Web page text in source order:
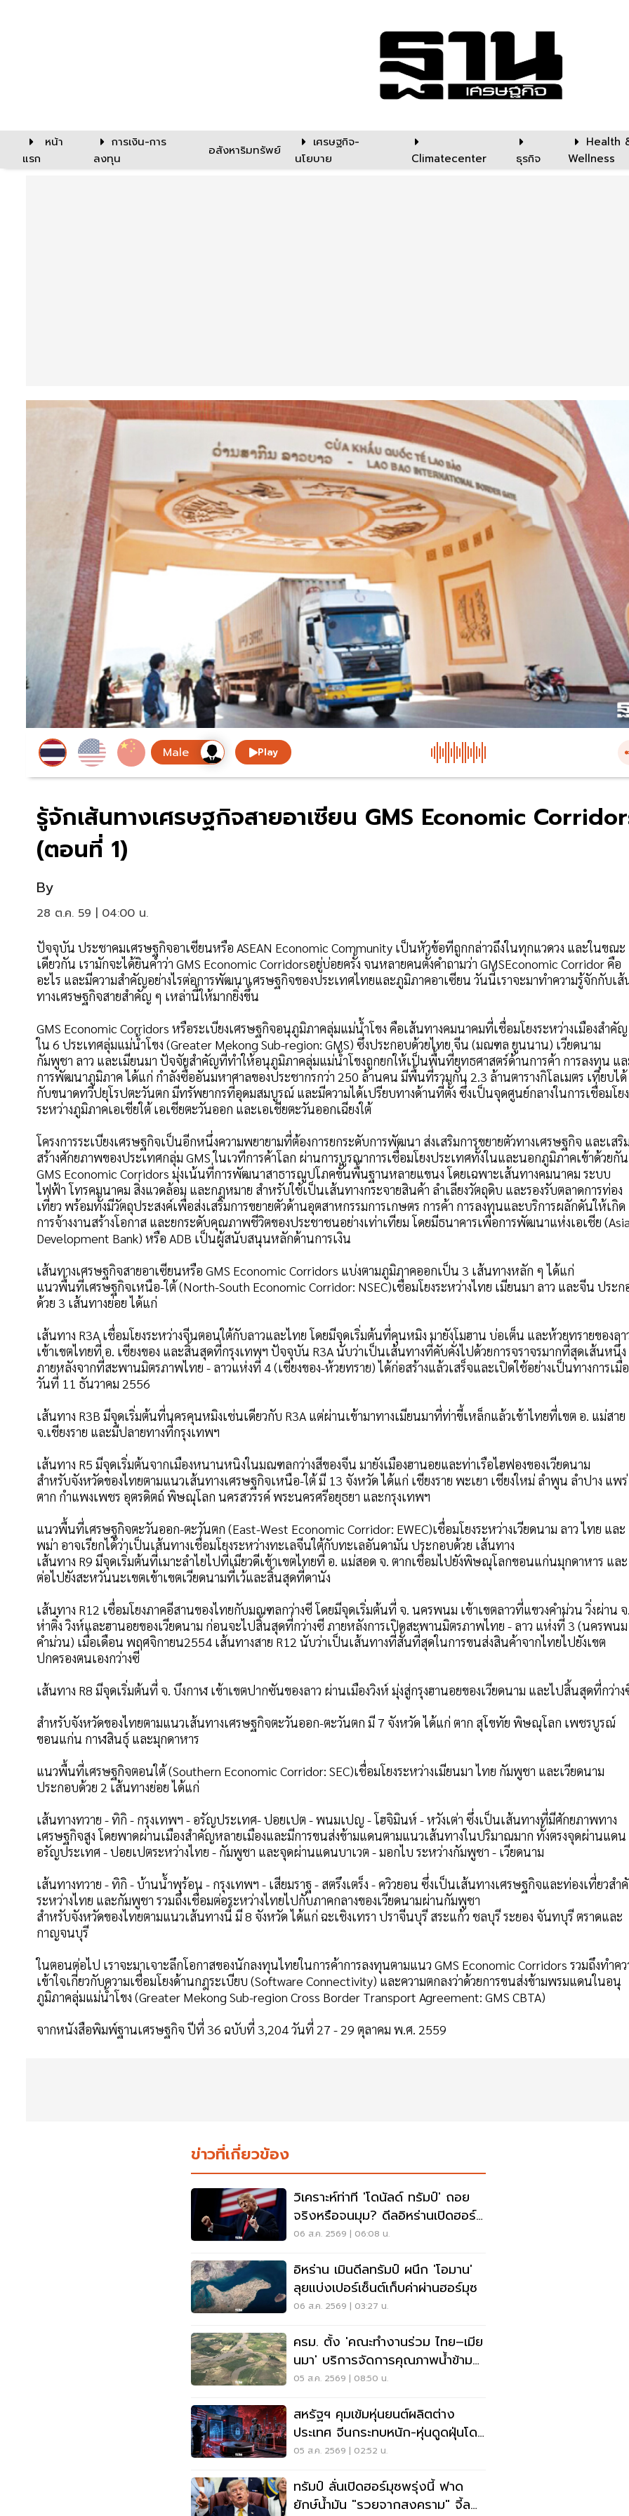
หน้า
แรก
การเงิน-การ
ลงทุน
อสังหาริมทรัพย์
เศรษฐกิจ-
นโยบาย
Climatecenter ธุรกิจ
Health
Wellness
Play
รู้จักเส้นทางเศรษฐกิจสายอาเซียน GMS Economic
(ตอนที่ 1)
By
28 ต.ค. 59 | 04:00 น.
ปัจจุบัน ประชาคมเศรษฐกิจอาเซียนหรือ ASEAN Economic Community เป็นหัวข้อที่ถูกกล่าวถึงในทุกแวดวง และในขณะ
เดียวกัน เรามักจะได้ยินคำว่า GMS Economic Corridorsอยู่บ่อยครั้ง จนหลายคนตั้งคำถามว่า GMSEconomic Corridor คือ
อะไร และมีความสำคัญอย่างไรต่อการพัฒนาเศรษฐกิจของประเทศไทยและภูมิภาคอาเซียน วันนี้เราจะมาทำความรู้จักกับเส้
ทางเศรษฐกิจสายสำคัญ ๆ เหล่านี้ให้มากยิ่งขึ้น
GMS Economic Corridors หรือระเบียงเศรษฐกิจอนุภูมิภาคลุ่มแม่น้ำโขง คือเส้นทางคมนาคมที่เชื่อมโยงระหว่างเมืองสำคัญ
ใน 6 ประเทศลุ่มแม่น้ำโขง (Greater Mekong Sub-region: GMS) ซึ่งประกอบด้วยไทย จีน (มณฑล ยูนนาน) เวียดนาม
กัมพูชา ลาว และเมียนมา ปัจจัยสำคัญที่ทำให้อนุภูมิภาคลุ่มแม่น้ำโขงถูกยกให้เป็นพื้นที่ยุทธศาสตร์ด้านการค้า การลงทุน แ
การพัฒนาภูมิภาค ได้แก่ กำลังซื้ออันมหาศาลของประชากรกว่า 250 ล้านคน มีพื้นที่รวมกัน 2.3 ล้านตารางกิโลเมตร เทียบได้
กับขนาดทวีปยุโรปตะวันตก มีทรัพยากรที่อุดมสมบูรณ์ และมีความได้เปรียบทางด้านที่ตั้ง ซึ่งเป็นจุดศูนย์กลางในการเชื่อมโยง
ระหว่างภูมิภาคเอเชียใต้ เอเชียตะวันออก และเอเชียตะวันออกเฉียงใต้
โครงการระเบียงเศรษฐกิจเป็นอีกหนึ่งความพยายามที่ต้องการยกระดับการพัฒนา ส่งเสริมการขยายตัวทางเศรษฐกิจ และเสริ
สร้างศักยภาพของประเทศกลุ่ม GMS ในเวทีการค้าโลก ผ่านการบูรณาการเชื่อมโยงประเทศทั้งในและนอกภูมิภาคเข้าด้วยกัน
GMS Economic Corridors มุ่งเน้นที่การพัฒนาสาธารณูปโภคขั้นพื้นฐานหลายแขนง โดยเฉพาะเส้นทางคมนาคม ระบบ
ไฟฟ้า โทรคมนาคม สิ่งแวดล้อม และกฎหมาย สำหรับใช้เป็นเส้นทางกระจายสินค้า ลำเลียงวัตถุดิบ และรองรับตลาดการท่อง
เที่ยว พร้อมทั้งมีวัตถุประสงค์เพื่อส่งเสริมการขยายตัวด้านอุตสาหกรรมการเกษตร การค้า การลงทุนและบริการผลักดันให้เกิด
การจ้างงานสร้างโอกาส และยกระดับคุณภาพชีวิตของประชาชนอย่างเท่าเทียม โดยมีธนาคารเพื่อการพัฒนาแห่งเอเชีย
Development Bank) หรือ ADB เป็นผู้สนับสนุนหลักด้านการเงิน
เส้นทางเศรษฐกิจสายอาเซียนหรือ GMS Economic Corridors แบ่งตามภูมิภาคออกเป็น 3 เส้นทางหลัก ๆ ได้แก่
แนวพื้นที่เศรษฐกิจเหนือ-ใต้ (North-South Economic Corridor: NSEC)เชื่อมโยงระหว่างไทย เมียนมา ลาว และจีน ประ
ด้วย 3 เส้นทางย่อย ได้แก่
เส้นทาง R3A เชื่อมโยงระหว่างจีนตอนใต้กับลาวและไทย โดยมีจุดเริ่มต้นที่คุนหมิง มายังโมฮาน บ่อเต็น และห้วยทรายของลา
เข้าเขตไทยที่ อ. เชียงของ และสิ้นสุดที่กรุงเทพฯ ปัจจุบัน R3A นับว่าเป็นเส้นทางที่คับคั่งไปด้วยการจราจรมากที่สุดเส้นหนึ่ง
ภายหลังจากที่สะพานมิตรภาพไทย - ลาวแห่งที่ 4 (เชียงของ-ห้วยทราย) ได้ก่อสร้างแล้วเสร็จและเปิดใช้อย่างเป็นทางการเมื่อ
วันที่ 11 ธันวาคม 2556
เส้นทาง R3B มีจุดเริ่มต้นที่นครคุนหมิงเช่นเดียวกับ R3A แต่ผ่านเข้ามาทางเมียนมาที่ท่าขี้เหล็กแล้วเข้าไทยที่เขต อ. แม่สาย
จ.เชียงราย และมีปลายทางที่กรุงเทพฯ
เส้นทาง R5 มีจุดเริ่มต้นจากเมืองหนานหนิงในมณฑลกว่างสีของจีน มายังเมืองฮานอยและท่าเรือไฮฟองของเวียดนาม
สำหรับจังหวัดของไทยตามแนวเส้นทางเศรษฐกิจเหนือ-ใต้ มี 13 จังหวัด ได้แก่ เชียงราย พะเยา เชียงใหม่ ลำพูน ลำปาง แพร่
ตาก กำแพงเพชร อุตรดิตถ์ พิษณุโลก นครสวรรค์ พระนครศรีอยุธยา และกรุงเทพฯ
แนวพื้นที่เศรษฐกิจตะวันออก-ตะวันตก (East-West Economic Corridor: EWEC)เชื่อมโยงระหว่างเวียดนาม ลาว ไทย และ
พม่า อาจเรียกได้ว่าเป็นเส้นทางเชื่อมโยงระหว่างทะเลจีนใต้กับทะเลอันดามัน ประกอบด้วย เส้นทาง
เส้นทาง R9 มีจุดเริ่มต้นที่เมาะลำไยไปที่เมียวดีเข้าเขตไทยที่ อ. แม่สอด จ. ตากเชื่อมไปยังพิษณุโลกขอนแก่นมุกดาหาร และ
ต่อไปยังสะหวันนะเขตเข้าเขตเวียดนามที่เว้และสิ้นสุดที่ดานัง
เส้นทาง R12 เชื่อมโยงภาคอีสานของไทยกับมณฑลกว่างซี โดยมีจุดเริ่มต้นที่ จ. นครพนม เข้าเขตลาวที่แขวงคำม่วน วิ่งผ่าน
ห่าติ๋ง วิงห์และฮานอยของเวียดนาม ก่อนจะไปสิ้นสุดที่กว่างซี ภายหลังการเปิดสะพานมิตรภาพไทย - ลาว แห่งที่ 3 (นครพน
คำม่วน) เมื่อเดือน พฤศจิกายน2554 เส้นทางสาย R12 นับว่าเป็นเส้นทางที่สั้นที่สุดในการขนส่งสินค้าจากไทยไปยังเขต
ปกครองตนเองกว่างซี
เส้นทาง R8 มีจุดเริ่มต้นที่ จ. บึงกาฬ เข้าเขตปากซันของลาว ผ่านเมืองวิงห์ มุ่งสู่กรุงฮานอยของเวียดนาม และไปสิ้นสุดที่กว่าง
สำหรับจังหวัดของไทยตามแนวเส้นทางเศรษฐกิจตะวันออก-ตะวันตก มี 7 จังหวัด ได้แก่ ตาก สุโขทัย พิษณุโลก เพชรบูรณ์
ขอนแก่น กาฬสินธุ์ และมุกดาหาร
แนวพื้นที่เศรษฐกิจตอนใต้ (Southern Economic Corridor: SEC)เชื่อมโยงระหว่างเมียนมา ไทย กัมพูชา และเวียดนาม
ประกอบด้วย 2 เส้นทางย่อย ได้แก่
เส้นทางทวาย - ทิกิ - กรุงเทพฯ - อรัญประเทศ- ปอยเปต - พนมเปญ - โฮจิมินห์ - หวังเต่า ซึ่งเป็นเส้นทางที่มีศักยภาพทาง
เศรษฐกิจสูง โดยพาดผ่านเมืองสำคัญหลายเมืองและมีการขนส่งข้ามแดนตามแนวเส้นทางในปริมาณมาก ทั้งตรงจุดผ่านแดน
อรัญประเทศ - ปอยเปตระหว่างไทย - กัมพูชา และจุดผ่านแดนบาเวต - มอกไบ ระหว่างกัมพูชา - เวียดนาม
เส้นทางทวาย - ทิกิ - บ้านน้ำพุร้อน - กรุงเทพฯ - เสียมราฐ - สตรึงเตร็ง - ควิวยอน ซึ่งเป็นเส้นทางเศรษฐกิจและท่องเที่ยวสำ
ระหว่างไทย และกัมพูชา รวมถึงเชื่อมต่อระหว่างไทยไปกับภาคกลางของเวียดนามผ่านกัมพูชา
สำหรับจังหวัดของไทยตามแนวเส้นทางนี้ มี 8 จังหวัด ได้แก่ ฉะเชิงเทรา ปราจีนบุรี สระแก้ว ชลบุรี ระยอง จันทบุรี ตราดและ
กาญจนบุรี
ในตอนต่อไป เราจะมาเจาะลึกโอกาสของนักลงทุนไทยในการค้าการลงทุนตามแนว GMS Economic Corridors รวมถึงทำค
เข้าใจเกี่ยวกับความเชื่อมโยงด้านกฎระเบียบ (Software Connectivity) และความตกลงว่าด้วยการขนส่งข้ามพรมแดนในอนุ
ภูมิภาคลุ่มแม่น้ำโขง (Greater Mekong Sub-region Cross Border Transport Agreement: GMS CBTA)
จากหนังสือพิมพ์ฐานเศรษฐกิจ ปีที่ 36 ฉบับที่ 3,204 วันที่ 27 - 29 ตุลาคม พ.ศ. 2559
ข่าวที่เกี่ยวข้อง
วิเคราะห์ท่าที 'โดนัลด์ ทรัมป์' ถอย
จริงหรือจนมุม? ดีลอิหร่านเปิดฮอร์
มุซ
06 ส.ค. 2569 | 06:08 น.
อิหร่าน เมินดีลทรัมป์ ผนึก 'โอมาน'
ลุยแบ่งเปอร์เซ็นต์เก็บค่าผ่านฮอร์มุซ
06 ส.ค. 2569 | 03:27 น.
ครม. ตั้ง 'คณะทำงานร่วม ไทย–เมีย
นมา' บริการจัดการคุณภาพน้ำข้าม
แดน
05 ส.ค. 2569 | 08:50 น.
สหรัฐฯ คุมเข้มหุ่นยนต์ผลิตต่าง
ประเทศ จีนกระทบหนัก-หุ่นดูดฝุ่นโดน
ด้วย
05 ส.ค. 2569 | 02:52 น.
ทรัมป์ ลั่นเปิดฮอร์มุซพรุ่งนี้ ฟาด
ยักษ์น้ำมัน "รวยจากสงคราม" จี้ลด